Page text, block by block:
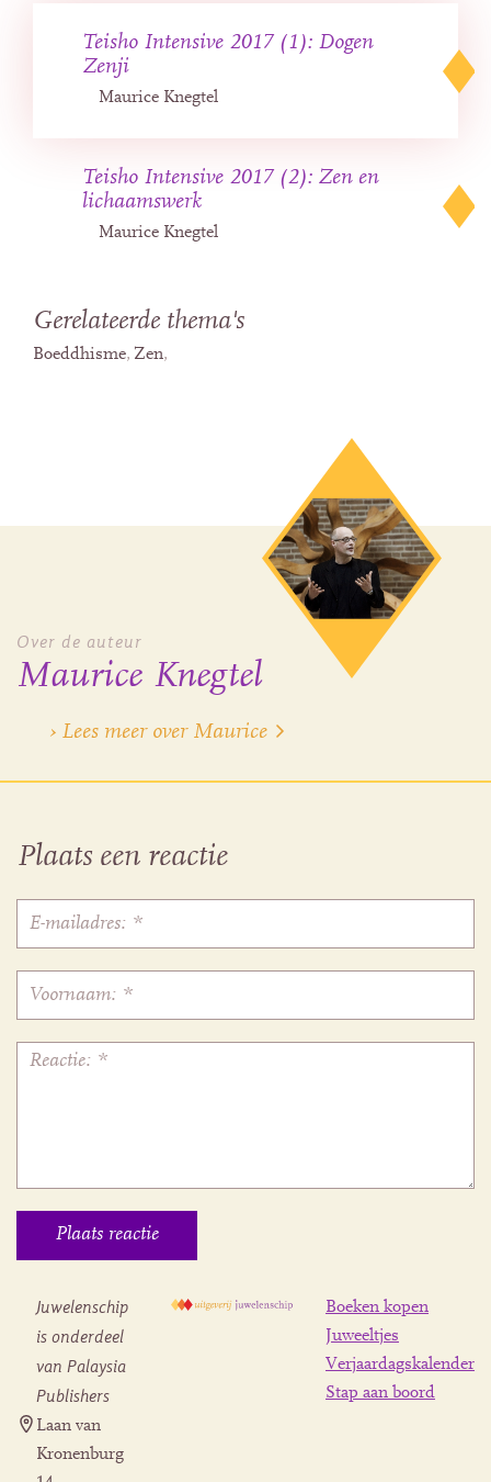
Teisho Intensive 2017 (1): Dogen
Zenji
Maurice Knegtel
Teisho Intensive 2017 (2): Zen en
lichaamswerk
Maurice Knegtel
Gerelateerde thema's
Boeddhisme Zen
Over de auteur
Maurice Knegtel
› Lees meer over Maurice
Plaats een reactie
Juwelenschip
is onderdeel
van Palaysia
Publishers
Laan van
Kronenburg
Boeken kopen
Juweeltjes
Verjaardagskalender
Stap aan boord